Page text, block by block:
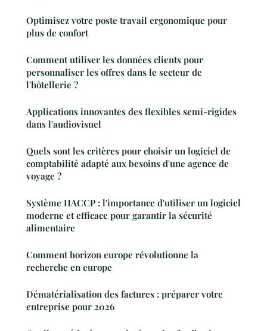
Optimisez votre poste travail ergonomique pour
plus de confort
Comment utiliser les données clients pour
personnaliser les offres dans le secteur de
l'hôtellerie ?
Applications innovantes des flexibles semi-rigides
dans l'audiovisuel
Quels sont les critères pour choisir un logiciel de
comptabilité adapté aux besoins d'une agence de
voyage ?
Système HACCP : l'importance d'utiliser un logiciel
moderne et efficace pour garantir la sécurité
alimentaire
Comment horizon europe révolutionne la
recherche en europe
Dématérialisation des factures : préparer votre
entreprise pour 2026